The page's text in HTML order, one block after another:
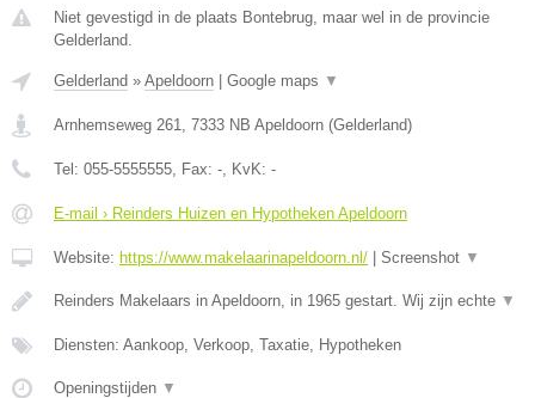
Niet gevestigd in de plaats Bontebrug, maar wel in de provincie
Gelderland.
Gelderland » Apeldoorn Google maps ▼
Arnhemseweg 261, 7333 NB Apeldoorn (Gelderland)
Tel: 055-5555555, Fax: -, KvK: -
E-mail › Reinders Huizen en Hypotheken Apeldoorn
Website: https://www.makelaarinapeldoorn.nl/ Screenshot ▼
Reinders Makelaars in Apeldoorn, in 1965 gestart. Wij zijn echte ▼
Diensten: Aankoop, Verkoop, Taxatie, Hypotheken
Openingstijden ▼